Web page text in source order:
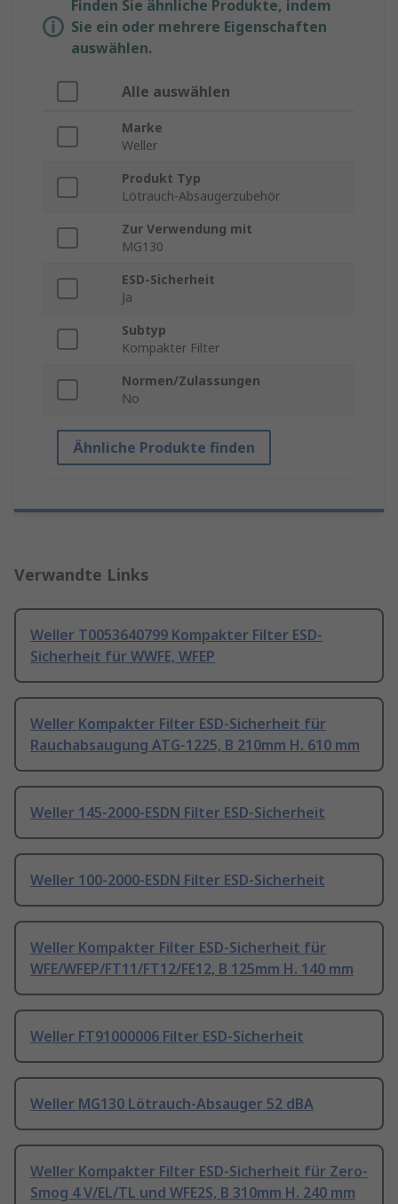
Finden Sie ähnliche Produkte, indem
Sie ein oder mehrere Eigenschaften
auswählen.
Alle auswählen
Marke
Weller
Produkt Typ
Lötrauch-Absaugerzubehör
Zur Verwendung mit
MG130
ESD-Sicherheit
Ja
Subtyp
Kompakter Filter
Normen/Zulassungen
No
Ähnliche Produkte finden
Verwandte Links
Weller T0053640799 Kompakter Filter ESD-
Sicherheit für WWFE, WFEP
Weller Kompakter Filter ESD-Sicherheit für
Rauchabsaugung ATG-1225, B 210mm H. 610 mm
Weller 145-2000-ESDN Filter ESD-Sicherheit
Weller 100-2000-ESDN Filter ESD-Sicherheit
Weller Kompakter Filter ESD-Sicherheit für
WFE/WFEP/FT11/FT12/FE12, B 125mm H. 140 mm
Weller FT91000006 Filter ESD-Sicherheit
Weller MG130 Lötrauch-Absauger 52 dBA
Weller Kompakter Filter ESD-Sicherheit für Zero-
Smog 4 V/EL/TL und WFE2S, B 310mm H. 240 mm